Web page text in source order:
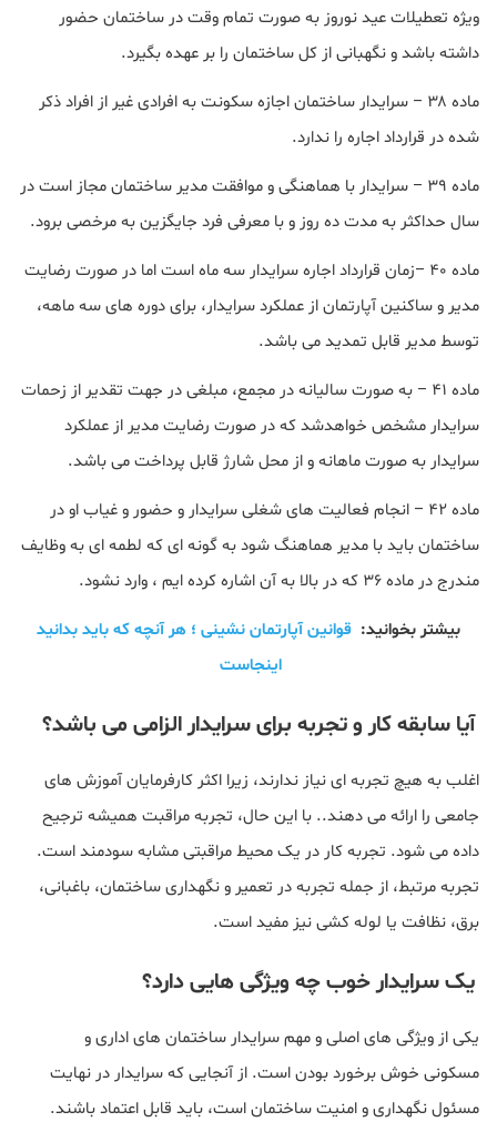
ویژه تعطیلات عید نوروز به صورت تمام وقت در ساختمان حضور
داشته باشد و نگهبانی از کل ساختمان را بر عهده بگیرد.
ماده ۳۸ – سرایدار ساختمان اجازه سکونت به افرادی غیر از افراد ذکر
شده در قرارداد اجاره را ندارد.
ماده ۳۹ – سرایدار با هماهنگی و موافقت مدیر ساختمان مجاز است در
سال حداکثر به مدت ده روز و با معرفی فرد جایگزین به مرخصی برود.
ماده ۴۰ –زمان قرارداد اجاره سرایدار سه ماه است اما در صورت رضایت
مدیر و ساکنین آپارتمان از عملکرد سرایدار، برای دوره های سه ماهه،
توسط مدیر قابل تمدید می باشد.
ماده ۴۱ – به صورت سالیانه در مجمع، مبلغی در جهت تقدیر از زحمات
سرایدار مشخص خواهدشد که در صورت رضایت مدیر از عملکرد
سرایدار به صورت ماهانه و از محل شارژ قابل پرداخت می باشد.
ماده ۴۲ – انجام فعالیت های شغلی سرایدار و حضور و غیاب او در
ساختمان باید با مدیر هماهنگ شود به گونه ای که لطمه ای به وظایف
مندرج در ماده ۳۶ که در بالا به آن اشاره کرده ایم ، وارد نشود.
بیشتر بخوانید: قوانین آپارتمان نشینی ؛ هر آنچه که باید بدانید
اینجاست
آیا سابقه کار و تجربه برای سرایدار الزامی می باشد؟
اغلب به هیچ تجربه ای نیاز ندارند، زیرا اکثر کارفرمایان آموزش های
جامعی را ارائه می دهند.. با این حال، تجربه مراقبت همیشه ترجیح
داده می شود. تجربه کار در یک محیط مراقبتی مشابه سودمند است.
تجربه مرتبط، از جمله تجربه در تعمیر و نگهداری ساختمان، باغبانی،
برق، نظافت یا لوله کشی نیز مفید است.
یک سرایدار خوب چه ویژگی هایی دارد؟
یکی از ویژگی های اصلی و مهم سرایدار ساختمان های اداری و
مسکونی خوش برخورد بودن است. از آنجایی که سرایدار در نهایت
مسئول نگهداری و امنیت ساختمان است، باید قابل اعتماد باشند.